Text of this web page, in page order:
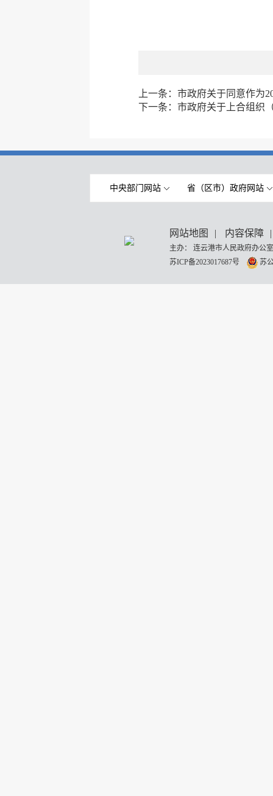
上一条： 市政府关于同意作为
下一条： 市政府关于上合组织
中央部门网站 省（区市）政府网站
网站地图 | 内容保障 |
主办： 连云港市人民政府办
苏ICP备2023017687号
苏